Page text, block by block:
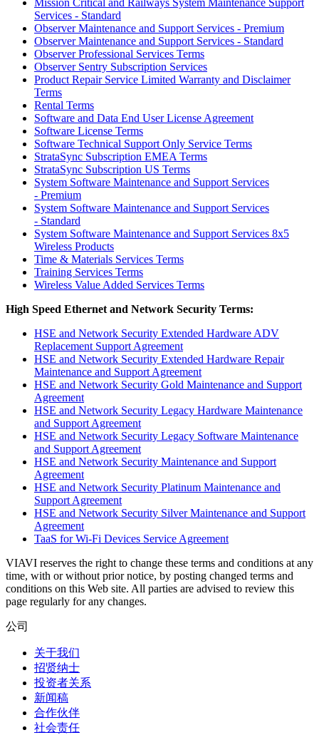
Services - Standard
Observer Maintenance and Support Services - Premium
Observer Maintenance and Support Services - Standard
Observer Professional Services Terms
Observer Sentry Subscription Services
Product Repair Service Limited Warranty and Disclaimer
Terms
Rental Terms
Software and Data End User License Agreement
Software License Terms
Software Technical Support Only Service Terms
StrataSync Subscription EMEA Terms
StrataSync Subscription US Terms
System Software Maintenance and Support Services
- Premium
System Software Maintenance and Support Services
- Standard
System Software Maintenance and Support Services 8x5
Wireless Products
Time & Materials Services Terms
Training Services Terms
Wireless Value Added Services Terms
High Speed Ethernet and Network Security Terms:
HSE and Network Security Extended Hardware ADV
Replacement Support Agreement
HSE and Network Security Extended Hardware Repair
Maintenance and Support Agreement
HSE and Network Security Gold Maintenance and Support
Agreement
HSE and Network Security Legacy Hardware Maintenance
and Support Agreement
HSE and Network Security Legacy Software Maintenance
and Support Agreement
HSE and Network Security Maintenance and Support
Agreement
HSE and Network Security Platinum Maintenance and
Support Agreement
HSE and Network Security Silver Maintenance and Support
Agreement
TaaS for Wi-Fi Devices Service Agreement
VIAVI reserves the right to change these terms and conditions at any
time, with or without prior notice, by posting changed terms and
conditions on this Web site. All parties are advised to review this
page regularly for any changes.
公司
关于我们
招贤纳士
投资者关系
新闻稿
合作伙伴
社会责任